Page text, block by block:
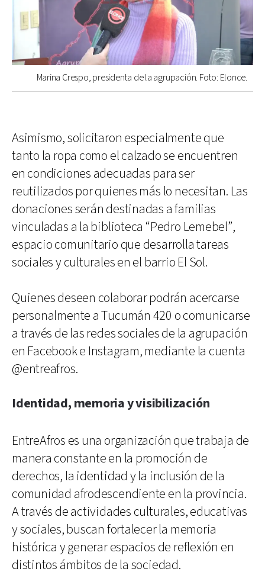
Marina Crespo, presidenta de la agrupación. Foto: Elonce.
Asimismo, solicitaron especialmente que
tanto la ropa como el calzado se encuentren
en condiciones adecuadas para ser
reutilizados por quienes más lo necesitan. Las
donaciones serán destinadas a familias
vinculadas a la biblioteca “Pedro Lemebel”,
espacio comunitario que desarrolla tareas
sociales y culturales en el barrio El Sol.
Quienes deseen colaborar podrán acercarse
personalmente a Tucumán 420 o comunicarse
a través de las redes sociales de la agrupación
en Facebook e Instagram, mediante la cuenta
@entreafros.
Identidad, memoria y visibilización
EntreAfros es una organización que trabaja de
manera constante en la promoción de
derechos, la identidad y la inclusión de la
comunidad afrodescendiente en la provincia.
A través de actividades culturales, educativas
y sociales, buscan fortalecer la memoria
histórica y generar espacios de reflexión en
distintos ámbitos de la sociedad.